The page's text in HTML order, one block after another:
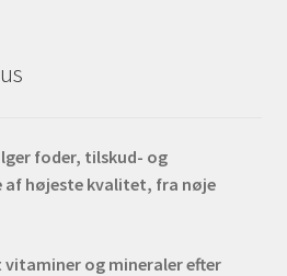
foder, tilskud- og
højeste kvalitet, fra nøje
vitaminer og mineraler efter